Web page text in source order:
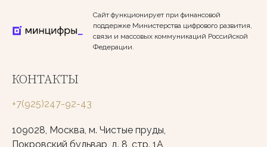
Сайт функционирует при финансовой
поддержке Министерства цифрового развития,
связи и массовых коммуникаций Российской
Федерации.
КОНТАКТЫ
+7(925)247-92-43
109028, Москва, м. Чистые пруды,
Покровский бульвар, д. 8, стр. 1А